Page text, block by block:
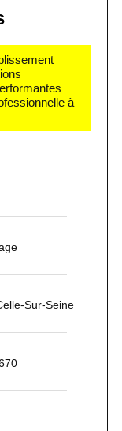
à
Sur-Seine